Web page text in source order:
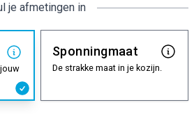
je afmetingen in
Sponningmaat
De strakke maat in je kozijn.